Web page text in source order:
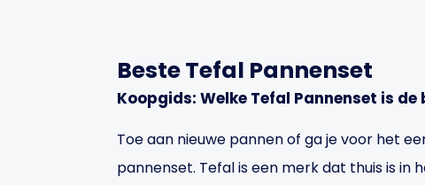
Beste Tefal Pannenset
Koopgids: Welke Tefal Pannenset is
Toe aan nieuwe pannen of ga je voor het
pannenset. Tefal is een merk dat thuis is in